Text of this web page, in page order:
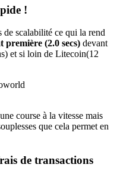
!
de scalabilité ce qui la rend
première (2.0 secs) devant
et si loin de Litecoin(12
course à la vitesse mais
que cela permet en
de transactions